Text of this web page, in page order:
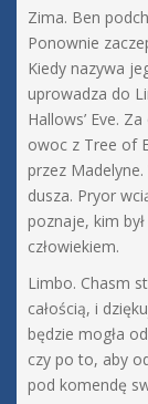
Zima. Ben
Ponownie
Kiedy nazywa
uprowadza do
Hallows’ Eve.
owoc z Tree of
przez
dusza. Pryor
poznaje, kim
człowiekiem.
Limbo. Chasm
całością, i
będzie mogła
czy po to, aby
pod komendę